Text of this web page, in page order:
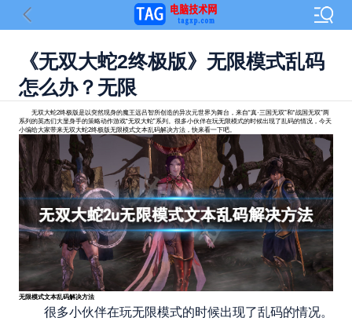
《无双大蛇2终极版》无限模式乱码
怎么办？无限
无双大蛇2终极版是以突然现身的魔王远吕智所创造的异次元世界为舞台，来自“真·三国无双”和“战国无双”两
系列的英杰们大显身手的策略动作游戏“无双大蛇”系列。很多小伙伴在玩无限模式的时候出现了乱码的情况，今天
小编给大家带来无双大蛇2终极版无限模式文本乱码解决方法，快来看一下吧。
无限模式文本乱码解决方法
很多小伙伴在玩无限模式的时候出现了乱码的情况。